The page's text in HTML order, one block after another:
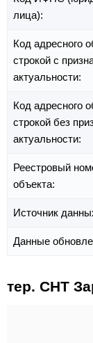
лица):
Код адресного
строкой с
актуальности:
Код адресного
строкой без
актуальности:
Реестровый
объекта:
Источник
Данные
тер. СНТ